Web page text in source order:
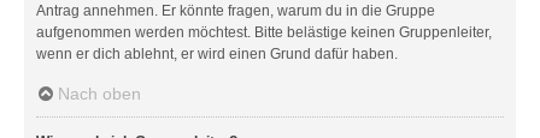
Antrag annehmen. Er könnte fragen, warum du in die Gruppe
aufgenommen werden möchtest. Bitte belästige keinen Gruppenleiter,
wenn er dich ablehnt, er wird einen Grund dafür haben.
Nach oben